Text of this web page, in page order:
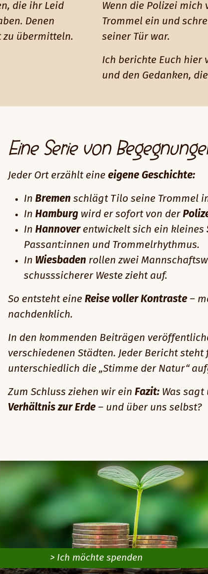
die ihr Leid
Denen
zu übermitteln.
Wenn die Polizei mich
Trommel ein und
seiner Tür war.
Ich berichte Euch hier
und den Gedanken,
Eine Serie von
Jeder Ort erzählt eine eigene Geschichte:
In Bremen schlägt Tilo seine Trommel
In Hamburg wird er sofort von der
In Hannoverentwickelt sich ein kleines
Passant:innen und Trommelrhythmus.
In Wiesbaden rollen zwei
schusssicherer Weste zieht auf.
So entsteht eine Reise voller Kontraste –
nachdenklich.
In den kommenden Beiträgen
verschiedenen Städten. Jeder Bericht
unterschiedlich die „Stimme der Natur“
Zum Schluss ziehen wir ein Fazit: Was sagt
Verhältnis zur Erde – und über uns selbst?
> Ich möchte spenden